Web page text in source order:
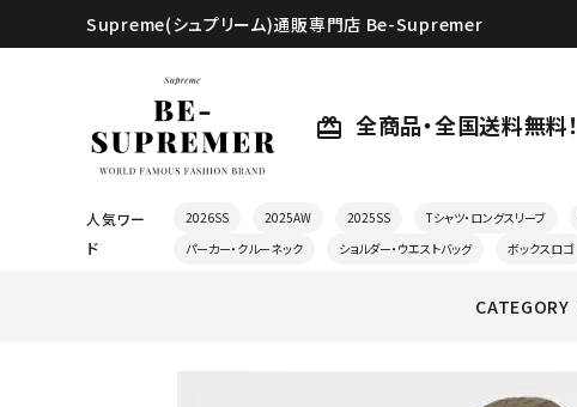
Supreme(シュプリーム)通販専門店 Be-Supremer
card_giftcard 全商品・全国送料無料！
人気ワー
ド
2026SS 2025AW 2025SS Tシャツ・ロングスリーブ
パーカー・クルーネック
ショルダー・ウエストバッグ ボックスロゴ
CATEGORY